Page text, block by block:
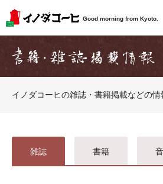
Good morning from Kyoto.
イノダコーヒの雑誌・書籍掲載などの情
雑誌 書籍